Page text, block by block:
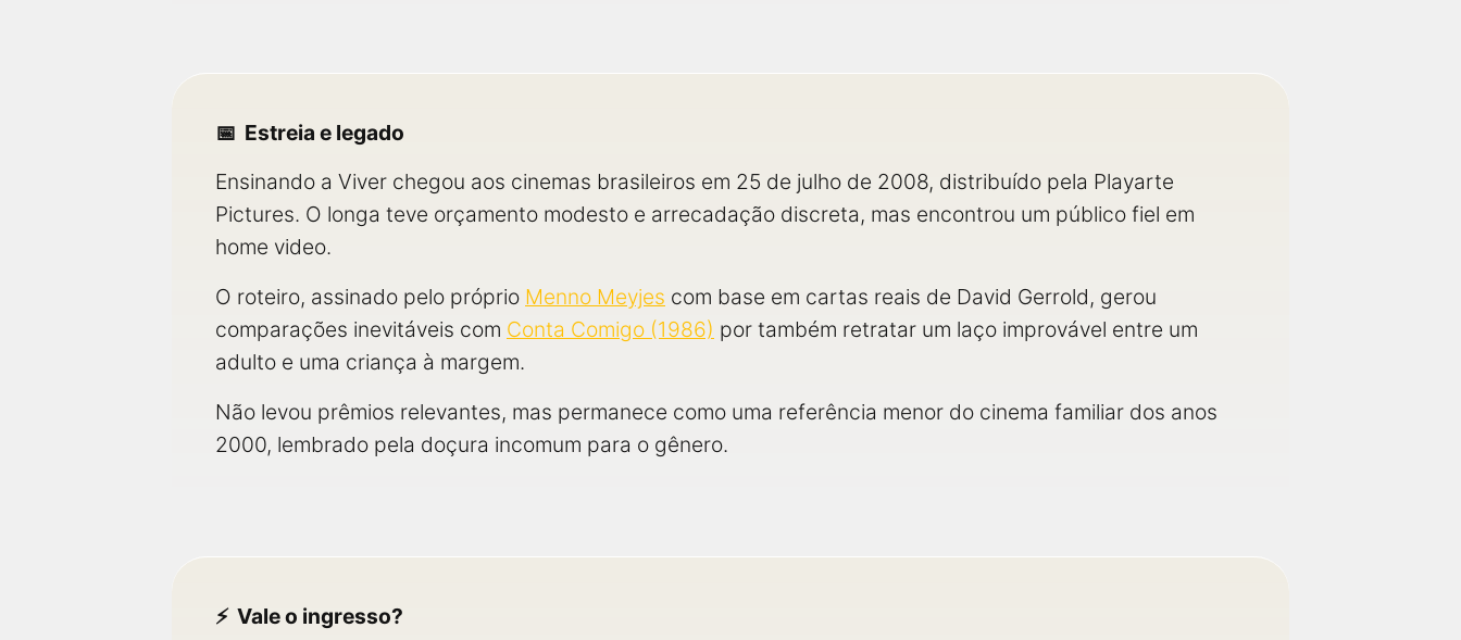
Estreia e legado
Ensinando a Viver chegou aos cinemas brasileiros em 25 de julho de 2008, distribuído pela Playarte
Pictures. O longa teve orçamento modesto e arrecadação discreta, mas encontrou um público fiel em
home video.
O roteiro, assinado pelo próprio Menno Meyjes com base em cartas reais de David Gerrold, gerou
comparações inevitáveis com Conta Comigo (1986) por também retratar um laço improvável entre um
adulto e uma criança à margem.
Não levou prêmios relevantes, mas permanece como uma referência menor do cinema familiar dos anos
2000, lembrado pela doçura incomum para o gênero.
Vale o ingresso?